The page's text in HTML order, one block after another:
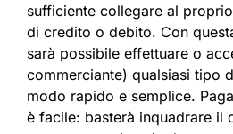
sufficiente collegare al
di credito o debito. Con
sarà possibile effettuare o
commerciante) qualsiasi tipo
modo rapido e semplice.
è facile: basterà inquadrare il